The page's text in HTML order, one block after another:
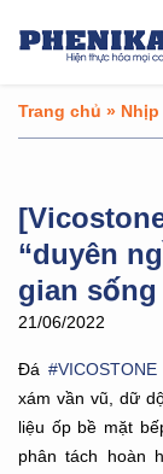
Trang chủ »
“duyên
gian
21/06/2022
Đá #VICOSTONE
xám vần vũ, dữ
liệu ốp bề mặt
phân tách hoàn